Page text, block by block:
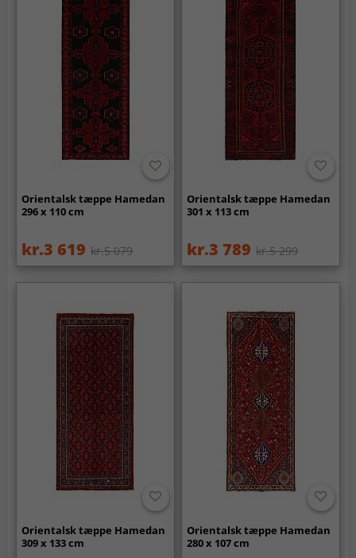
Orientalsk tæppe Hamedan
296 x 110 cm
kr.3 619 kr.5 079
Orientalsk tæppe Hamedan
301 x 113 cm
kr.3 789 kr.5 299
Orientalsk tæppe Hamedan
309 x 133 cm
Orientalsk tæppe Hamedan
280 x 107 cm